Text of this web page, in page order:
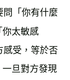
問「你有什麼
你太敏感
感受，等於否
旦對方發現